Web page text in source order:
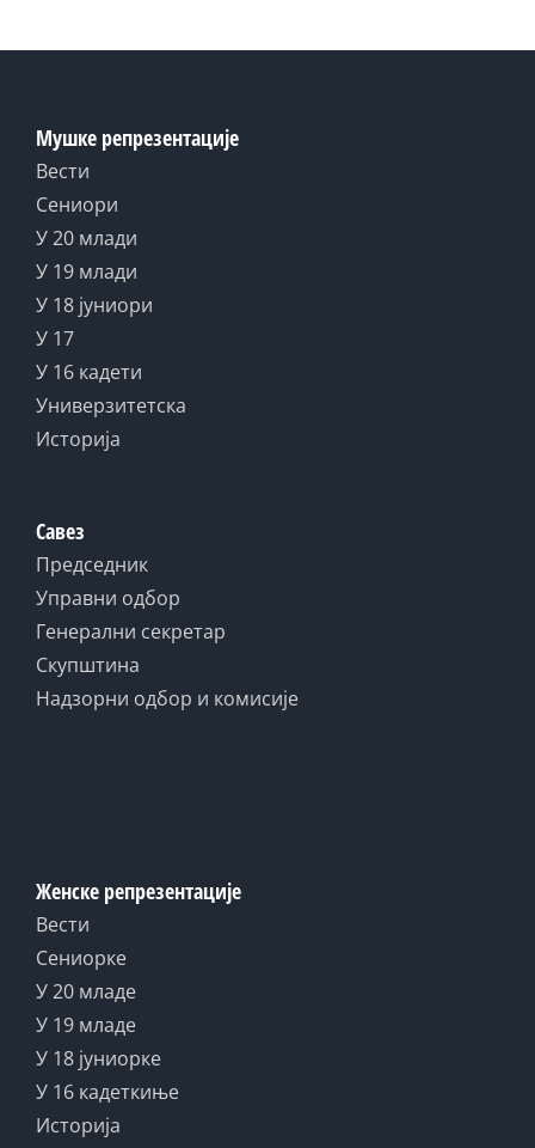
Мушке репрезентације
Вести
Сениори
У 20 млади
У 19 млади
У 18 јуниори
У 17
У 16 кадети
Универзитетска
Историја
Савез
Председник
Управни одбор
Генерални секретар
Скупштина
Надзорни одбор и комисије
Женске репрезентације
Вести
Сениорке
У 20 младе
У 19 младе
У 18 јуниорке
У 16 кадеткиње
Историја